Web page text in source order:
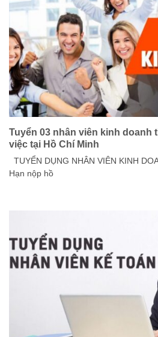
Tuyển 03 nhân viên kinh doanh
việc tại Hồ Chí Minh
TUYỂN DỤNG NHÂN VIÊN KINH
Hạn nộp hồ